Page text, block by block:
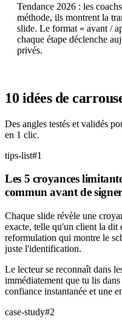
Tendance 2026 : les
méthode, ils montrent la
slide. Le format « avant /
chaque étape déclenche
privés.
10 idées de
Des angles testés et validés
en 1 clic.
tips-list#1
Les 5 croyances
commun avant de signer
Chaque slide révèle une
exacte, telle qu'un client la dit
reformulation qui montre le
juste l'identification.
Le lecteur se reconnaît dans
immédiatement que tu lis
confiance instantanée et une
case-study#2